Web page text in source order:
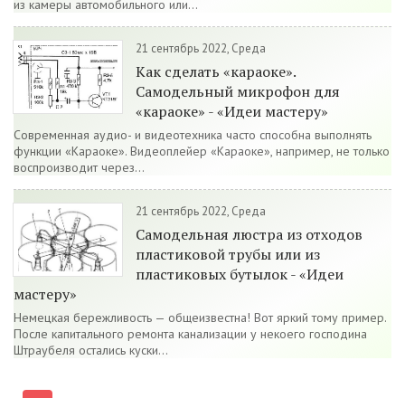
из камеры автомобильного или...
21 сентябрь 2022, Среда
Как сделать «караоке».
Самодельный микрофон для
«караоке» - «Идеи мастеру»
Современная аудио- и видеотехника часто способна выполнять
функции «Караоке». Видеоплейер «Караоке», например, не только
воспроизводит через...
21 сентябрь 2022, Среда
Самодельная люстра из отходов
пластиковой трубы или из
пластиковых бутылок - «Идеи
мастеру»
Немецкая бережливость — общеизвестна! Вот яркий тому пример.
После капитального ремонта канализации у некоего господина
Штраубеля остались куски...